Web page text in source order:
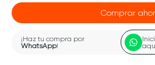
Comprar
¡Haz tu compra por
WhatsApp!